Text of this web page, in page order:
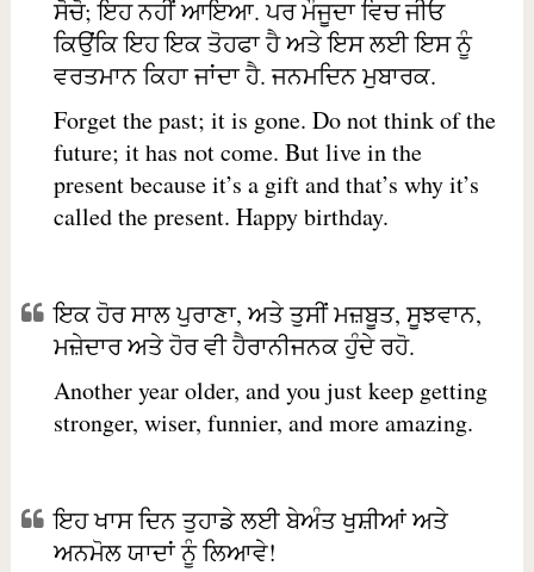
ਸੋਚੋ; ਇਹ ਨਹੀਂ ਆਇਆ. ਪਰ ਮੌਜੂਦਾ ਵਿਚ ਜੀਓ
ਕਿਉਂਕਿ ਇਹ ਇਕ ਤੋਹਫਾ ਹੈ ਅਤੇ ਇਸ ਲਈ ਇਸ ਨੂੰ
ਵਰਤਮਾਨ ਕਿਹਾ ਜਾਂਦਾ ਹੈ. ਜਨਮਦਿਨ ਮੁਬਾਰਕ.
Forget the past; it is gone. Do not think of the
future; it has not come. But live in the
present because it’s a gift and that’s why it’s
called the present. Happy birthday.
ਇਕ ਹੋਰ ਸਾਲ ਪੁਰਾਣਾ, ਅਤੇ ਤੁਸੀਂ ਮਜ਼ਬੂਤ, ਸੂਝਵਾਨ,
ਮਜ਼ੇਦਾਰ ਅਤੇ ਹੋਰ ਵੀ ਹੈਰਾਨੀਜਨਕ ਹੁੰਦੇ ਰਹੋ.
Another year older, and you just keep getting
stronger, wiser, funnier, and more amazing.
ਇਹ ਖਾਸ ਦਿਨ ਤੁਹਾਡੇ ਲਈ ਬੇਅੰਤ ਖੁਸ਼ੀਆਂ ਅਤੇ
ਅਨਮੋਲ ਯਾਦਾਂ ਨੂੰ ਲਿਆਵੇ!